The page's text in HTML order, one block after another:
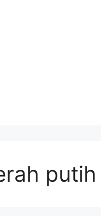
putih